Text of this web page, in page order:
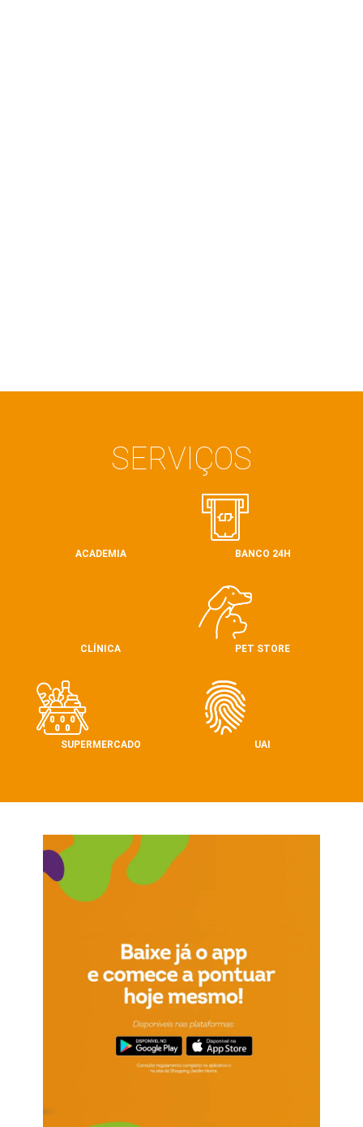
SERVIÇOS
ACADEMIA BANCO 24H
CLÍNICA PET STORE
SUPERMERCADO UAI